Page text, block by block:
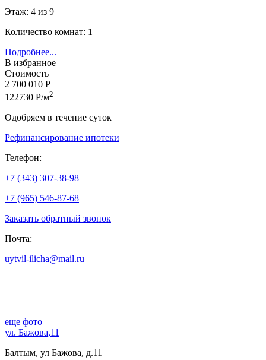
Этаж: 4 из 9
Количество комнат: 1
Подробнее...
В избранное
Стоимость
2 700 010 Р
122730 Р/м2
Одобряем в течение суток
Рефинансирование ипотеки
Телефон:
+7 (343) 307-38-98
+7 (965) 546-87-68
Заказать обратный звонок
Почта:
uytvil-ilicha@mail.ru
еще фото
ул. Бажова,11
Балтым, ул Бажова, д.11